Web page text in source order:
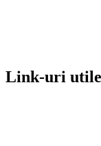
Link-uri utile